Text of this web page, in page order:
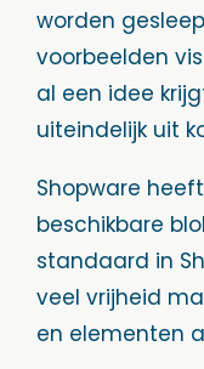
worden
voorbeelden
al een idee
uiteindelijk uit
Shopware
beschikbare
standaard in
veel vrijheid
en elementen